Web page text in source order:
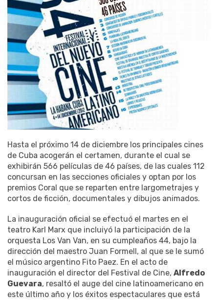
Hasta el próximo 14 de diciembre los principales cines
de Cuba acogerán el certamen, durante el cual se
exhibirán 566 películas de 46 países, de las cuales 112
concursan en las secciones oficiales y optan por los
premios Coral que se reparten entre largometrajes y
cortos de ficción, documentales y dibujos animados.
La inauguración oficial se efectuó el martes en el
teatro Karl Marx que incluiyó la participación de la
orquesta Los Van Van, en su cumpleaños 44, bajo la
dirección del maestro Juan Formell, al que se le sumó
el músico argentino Fito Paez. En el acto de
inauguración el director del Festival de Cine, Alfredo
Guevara, resaltó el auge del cine latinoamericano en
este último año y los éxitos espectaculares que está